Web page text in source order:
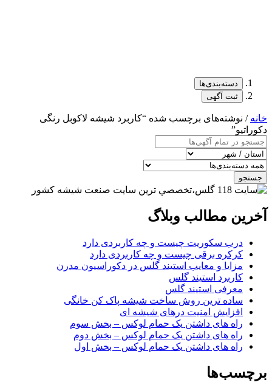
دسته‌بندی‌ها
ثبت آگهی
خانه / نوشته‌های برچسب شده “کاربرد شیشه لاکوبل رنگی
دکوراتیو”
جستجو
آخرین مطالب وبلاگ
درب سکوریت چیست و چه کاربردی دارد
کرکره برقی چیست و چه کاربردی دارد
مزایا و معایب استیند گلس در دکوراسیون مدرن
کاربرد استیند گلس
معرفی استیند گلس
ساده ترین روش ساخت شیشه پاک کن خانگی
افزایش امنیت درهای شیشه ای
راه های داشتن یک حمام لوکس – بخش سوم
راه های داشتن یک حمام لوکس – بخش دوم
راه های داشتن یک حمام لوکس – بخش اول
برچسب‌ها